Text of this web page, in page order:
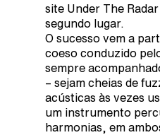
site Under The
segundo lugar.
O sucesso vem a
coeso conduzido
sempre
– sejam cheias de
acústicas às vezes
um instrumento
harmonias, em